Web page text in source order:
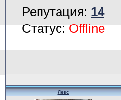
Репутация:14
Статус:Offline
Лекс